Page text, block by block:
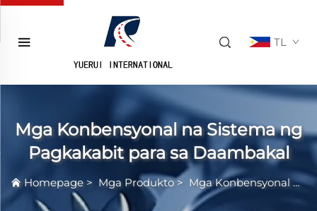
TL
Mga Konbensyonal na Sistema ng
Pagkakabit para sa Daambakal
Homepage > Mga Produkto> Mga Konbensyonal na Sistema ng Pagkakabit para sa Daambakal